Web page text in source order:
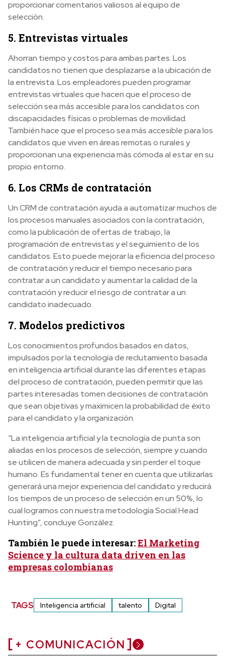
proporcionar comentarios valiosos al equipo de
selección.
5. Entrevistas virtuales
Ahorran tiempo y costos para ambas partes. Los
candidatos no tienen que desplazarse a la ubicación de
la entrevista. Los empleadores pueden programar
entrevistas virtuales que hacen que el proceso de
selección sea más accesible para los candidatos con
discapacidades físicas o problemas de movilidad.
También hace que el proceso sea más accesible para los
candidatos que viven en áreas remotas o rurales y
proporcionan una experiencia más cómoda al estar en su
propio entorno.
6. Los CRMs de contratación
Un CRM de contratación ayuda a automatizar muchos de
los procesos manuales asociados con la contratación,
como la publicación de ofertas de trabajo, la
programación de entrevistas y el seguimiento de los
candidatos. Esto puede mejorar la eficiencia del proceso
de contratación y reducir el tiempo necesario para
contratar a un candidato y aumentar la calidad de la
contratación y reducir el riesgo de contratar a un
candidato inadecuado.
7. Modelos predictivos
Los conocimientos profundos basados en datos,
impulsados por la tecnología de reclutamiento basada
en inteligencia artificial durante las diferentes etapas
del proceso de contratación, pueden permitir que las
partes interesadas tomen decisiones de contratación
que sean objetivas y maximicen la probabilidad de éxito
para el candidato y la organización.
“La inteligencia artificial y la tecnología de punta son
aliadas en los procesos de selección, siempre y cuando
se utilicen de manera adecuada y sin perder el toque
humano. Es fundamental tener en cuenta que utilizarlas
generará una mejor experiencia del candidato y reducirá
los tiempos de un proceso de selección en un 50%, lo
cual logramos con nuestra metodología Social Head
Hunting”, concluye González.
También le puede interesar:El Marketing
Science y la cultura data driven en las
empresas colombianas
TAGS Inteligencia artificial talento Digital
+ COMUNICACIÓN